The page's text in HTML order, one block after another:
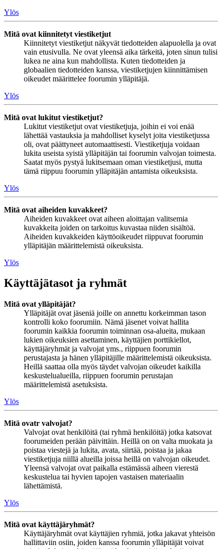
Ylös
Mitä ovat kiinnitetyt viestiketjut
Kiinnitetyt viestiketjut näkyvät tiedotteiden alapuolella ja ovat
vain etusivulla. Ne ovat yleensä aika tärkeitä, joten sinun tulisi
lukea ne aina kun mahdollista. Kuten tiedotteiden ja
globaalien tiedotteiden kanssa, viestiketjujen kiinnittämisen
oikeudet määrittelee foorumin ylläpitäjä.
Ylös
Mitä ovat lukitut viestiketjut?
Lukitut viestiketjut ovat viestiketjuja, joihin ei voi enää
lähettää vastauksia ja mahdolliset kyselyt joita viestiketjussa
oli, ovat päättyneet automaattisesti. Viestiketjuja voidaan
lukita useista syistä ylläpitäjän tai foorumin valvojan toimesta.
Saatat myös pystyä lukitsemaan oman viestiketjusi, mutta
tämä riippuu foorumin ylläpitäjän antamista oikeuksista.
Ylös
Mitä ovat aiheiden kuvakkeet?
Aiheiden kuvakkeet ovat aiheen aloittajan valitsemia
kuvakkeita joiden on tarkoitus kuvastaa niiden sisältöä.
Aiheiden kuvakkeiden käyttöoikeudet riippuvat foorumin
ylläpitäjän määrittelemistä oikeuksista.
Ylös
Käyttäjätasot ja ryhmät
Mitä ovat ylläpitäjät?
Ylläpitäjät ovat jäseniä joille on annettu korkeimman tason
kontrolli koko foorumiin. Nämä jäsenet voivat hallita
foorumin kaikkia foorumin toiminnan osa-alueita, mukaan
lukien oikeuksien asettaminen, käyttäjien porttikiellot,
käyttäjäryhmät ja valvojat yms., riippuen foorumin
perustajasta ja hänen ylläpitäjille määrittelemistä oikeuksista.
Heillä saattaa olla myös täydet valvojan oikeudet kaikilla
keskustelualueilla, riippuen foorumin perustajan
määrittelemistä asetuksista.
Ylös
Mitä ovatr valvojat?
Valvojat ovat henkilöitä (tai ryhmä henkilöitä) jotka katsovat
foorumeiden perään päivittäin. Heillä on on valta muokata ja
poistaa viestejä ja lukita, avata, siirtää, poistaa ja jakaa
viestiketjuja niillä alueilla joissa heillä on valvojan oikeudet.
Yleensä valvojat ovat paikalla estämässä aiheen vierestä
keskustelua tai hyvien tapojen vastaisen materiaalin
lähettämistä.
Ylös
Mitä ovat käyttäjäryhmät?
Käyttäjäryhmät ovat käyttäjien ryhmiä, jotka jakavat yhteisön
hallittaviin osiin, joiden kanssa foorumin ylläpitäjät voivat